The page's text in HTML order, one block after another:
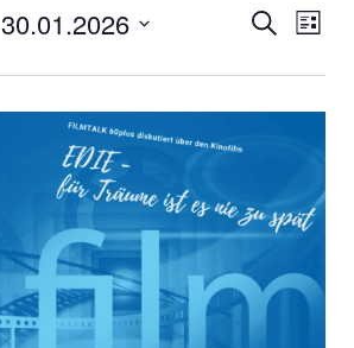
SUCHE
UND
SucheListe
30.01.2026